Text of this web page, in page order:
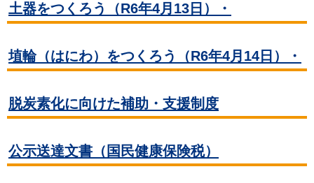
土器をつくろう（R6年4月13日）・
埴輪（はにわ）をつくろう（R6年4月14日）・
脱炭素化に向けた補助・支援制度
公示送達文書（国民健康保険税）